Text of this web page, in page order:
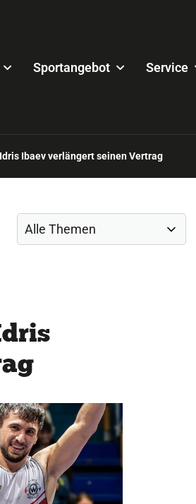
Sportangebot Service
Ibaev verlängert seinen Vertrag